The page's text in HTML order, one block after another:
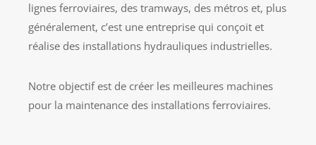
lignes ferroviaires, des tramways, des métros et, plus
généralement, c’est une entreprise qui conçoit et
réalise des installations hydrauliques industrielles.
Notre objectif est de créer les meilleures machines
pour la maintenance des installations ferroviaires.